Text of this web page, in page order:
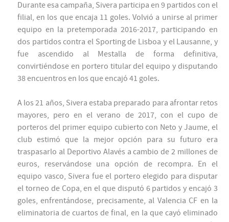
Durante esa campaña, Sivera participa en 9 partidos con el
filial, en los que encaja 11 goles. Volvió a unirse al primer
equipo en la pretemporada 2016-2017, participando en
dos partidos contra el Sporting de Lisboa y el Lausanne, y
fue ascendido al Mestalla de forma definitiva,
convirtiéndose en portero titular del equipo y disputando
38 encuentros en los que encajó 41 goles.
A los 21 años, Sivera estaba preparado para afrontar retos
mayores, pero en el verano de 2017, con el cupo de
porteros del primer equipo cubierto con Neto y Jaume, el
club estimó que la mejor opción para su futuro era
traspasarlo al Deportivo Alavés a cambio de 2 millones de
euros, reservándose una opción de recompra. En el
equipo vasco, Sivera fue el portero elegido para disputar
el torneo de Copa, en el que disputó 6 partidos y encajó 3
goles, enfrentándose, precisamente, al Valencia CF en la
eliminatoria de cuartos de final, en la que cayó eliminado